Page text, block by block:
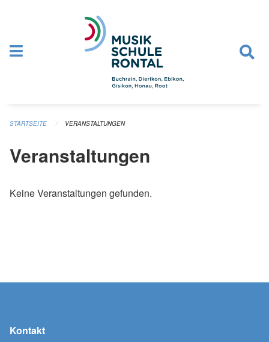
STARTSEITE VERANSTALTUNGEN
Veranstaltungen
Keine Veranstaltungen gefunden.
Kontakt